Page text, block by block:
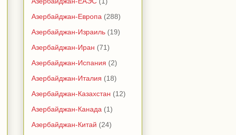
Азербайджан-Европа (288)
Азербайджан-Израиль (19)
Азербайджан-Иран (71)
Азербайджан-Испания (2)
Азербайджан-Италия (18)
Азербайджан-Казахстан (12)
Азербайджан-Канада (1)
Азербайджан-Китай (24)